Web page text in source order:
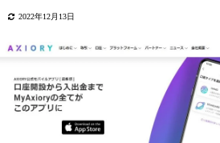
2022年12月13日